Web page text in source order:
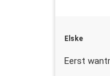
Elske
Eerst